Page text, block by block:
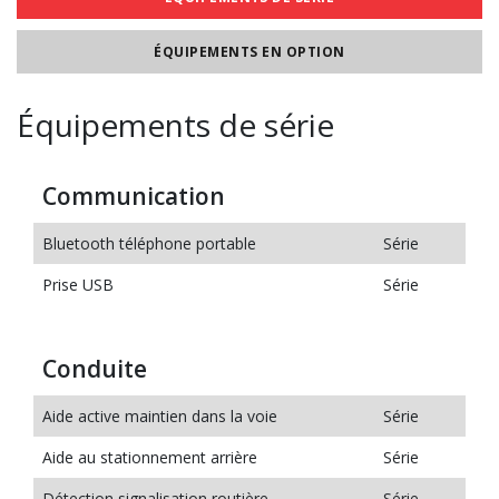
ÉQUIPEMENTS EN OPTION
Équipements de série
Communication
Bluetooth téléphone portable
Série
Prise USB
Série
Conduite
Aide active maintien dans la voie
Série
Aide au stationnement arrière
Série